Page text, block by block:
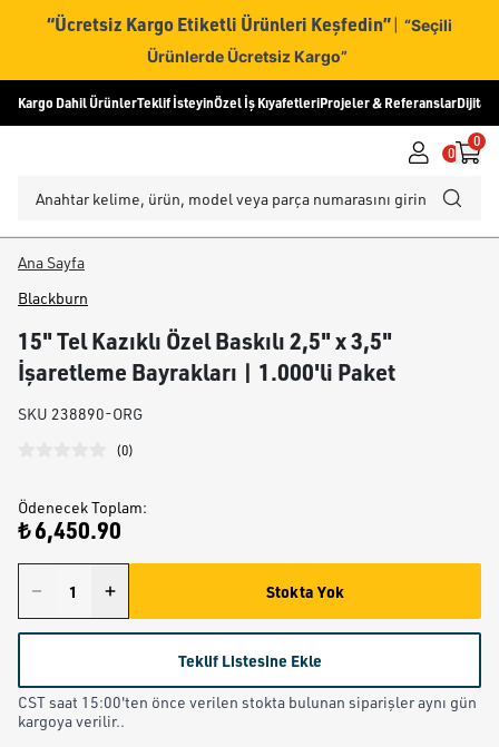
“Ücretsiz Kargo Etiketli Ürünleri Keşfedin” | “Seçili
Ürünlerde Ücretsiz Kargo”
Kargo Dahil ÜrünlerTeklif İsteyinÖzel İş KıyafetleriProjeler & ReferanslarDijital
0
0
Ana Sayfa
Blackburn
15" Tel Kazıklı Özel Baskılı 2,5" x 3,5"
İşaretleme Bayrakları | 1.000'li Paket
SKU 238890-ORG
(0)
Ödenecek Toplam:
₺ 6,450.90
Stokta Yok
Teklif Listesine Ekle
CST saat 15:00'ten önce verilen stokta bulunan siparişler aynı gün
kargoya verilir..